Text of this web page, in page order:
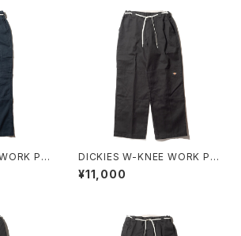
PA
DICKIES W-KNEE WORK PA
NT NBD CUSTOM C
¥11,000